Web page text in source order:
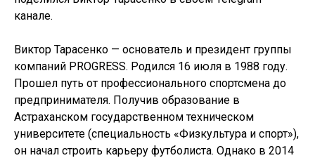
канале.
Виктор Тарасенко — основатель и президент группы
компаний PROGRESS. Родился 16 июля в 1988 году.
Прошел путь от профессионального спортсмена до
предпринимателя. Получив образование в
Астраханском государственном техническом
университете (специальность «Физкультура и спорт»),
он начал строить карьеру футболиста. Однако в 2014